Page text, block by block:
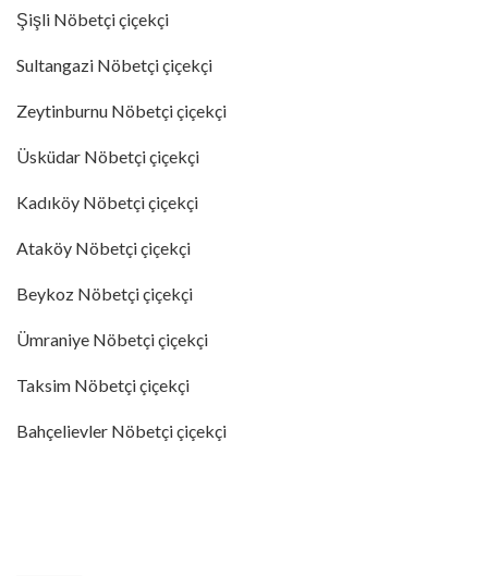
Şişli Nöbetçi çiçekçi
Sultangazi Nöbetçi çiçekçi
Zeytinburnu Nöbetçi çiçekçi
Üsküdar Nöbetçi çiçekçi
Kadıköy Nöbetçi çiçekçi
Ataköy Nöbetçi çiçekçi
Beykoz Nöbetçi çiçekçi
Ümraniye Nöbetçi çiçekçi
Taksim Nöbetçi çiçekçi
Bahçelievler Nöbetçi çiçekçi